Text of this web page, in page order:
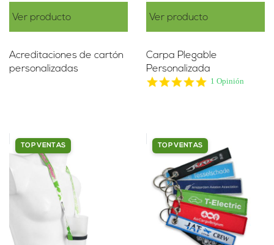
Ver producto
Acreditaciones de cartón
personalizadas
Ver producto
Carpa Plegable
Personalizada
5.0
1 Opinión
TOP VENTAS TOP VENTAS